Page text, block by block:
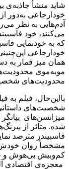
شاید منشأ جاذبه‌ی
خودارجاعی به‌دور
آدم‌هایی به نظر
می‌کنند، خود
که به خودنمایی
خودارجاعی
همان میز قمار به
موبه‌موی
محدودیت‌های
بااین‌حال، فیلم به
شخصیت‌های
میزانسن‌های
شده. متاثر از
فاسبیندر مترصد
مشخصاً روان خودش،
کم‌وبیش بی‌هوش و
معجزه‌ی اقتصادی